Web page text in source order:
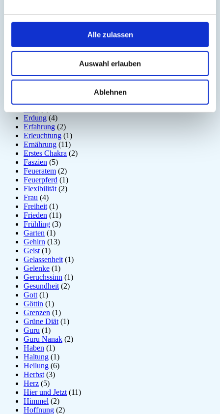
Alle zulassen
Auswahl erlauben
Ablehnen
Ehrerbietung(2)
Emotion(6)
Entgiftung(5)
Entspannung(2)
Erdung (4)
Erfahrung (2)
Erleuchtung (1)
Ernährung (11)
Erstes Chakra (2)
Faszien (5)
Feueratem (2)
Feuerpferd (1)
Flexibilität (2)
Frau (4)
Freiheit (1)
Frieden (11)
Frühling (3)
Garten (1)
Gehirn (13)
Geist (1)
Gelassenheit (1)
Gelenke (1)
Geruchssinn (1)
Gesundheit (2)
Gott (1)
Göttin (1)
Grenzen (1)
Grüne Diät (1)
Guru (1)
Guru Nanak (2)
Haben (1)
Haltung (1)
Heilung (6)
Herbst (3)
Herz (5)
Hier und Jetzt (11)
Himmel (2)
Hoffnung (2)